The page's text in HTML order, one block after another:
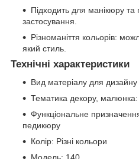
Підходить для манікюру та
застосування.
Різноманіття кольорів:
який стиль.
Технічні характеристики
Вид матеріалу для дизайну
Тематика декору, малюнка:
Функціональне
педикюру
Колір: Різні кольори